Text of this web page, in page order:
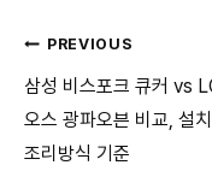
글
탐
색
PREVIOUS
삼성 비스포크 큐커 vs
오스 광파오븐 비교, 설치
조리방식 기준